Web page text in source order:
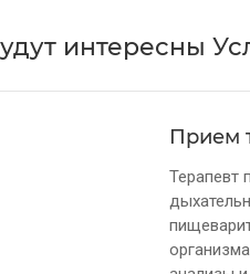
интересны
Прием
Терапевт